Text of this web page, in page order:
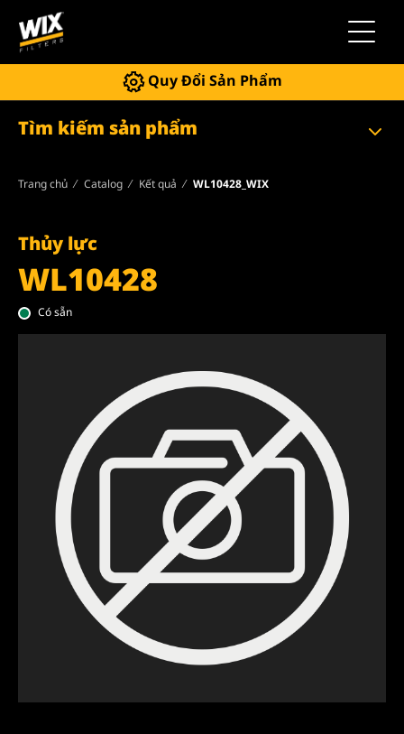
Quy Đổi Sản Phẩm
Tìm kiếm sản phẩm
Trang chủ Catalog Kết quả WL10428_WIX
Thủy lực
WL10428
Có sẵn